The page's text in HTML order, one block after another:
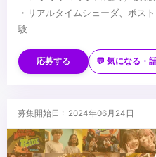
・リアルタイムシェーダ、ポス
験
・Unreal EngineやUnityを使用
経験
・インタラクティブアプリの開発
...
応募する 💬 気になる・
募集開始日 : 2024年06月24日